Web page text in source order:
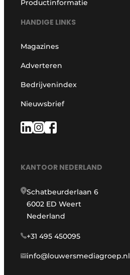
Productinformatie
HANDIGE LINKS
Magazines
Adverteren
Bedrijvenindex
Nieuwsbrief
KANTOOR NEDERLAND
Schatbeurderlaan 6
6002 ED Weert
Nederland
+31 495 450095
info@louwersmediagroep.nl